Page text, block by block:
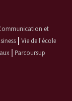
et
| Vie de l'école
| Parcoursup